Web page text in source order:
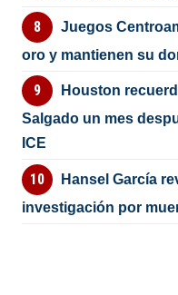
Juegos
oro y mantienen su
Houston
Salgado un mes
ICE
Hansel García
investigación por